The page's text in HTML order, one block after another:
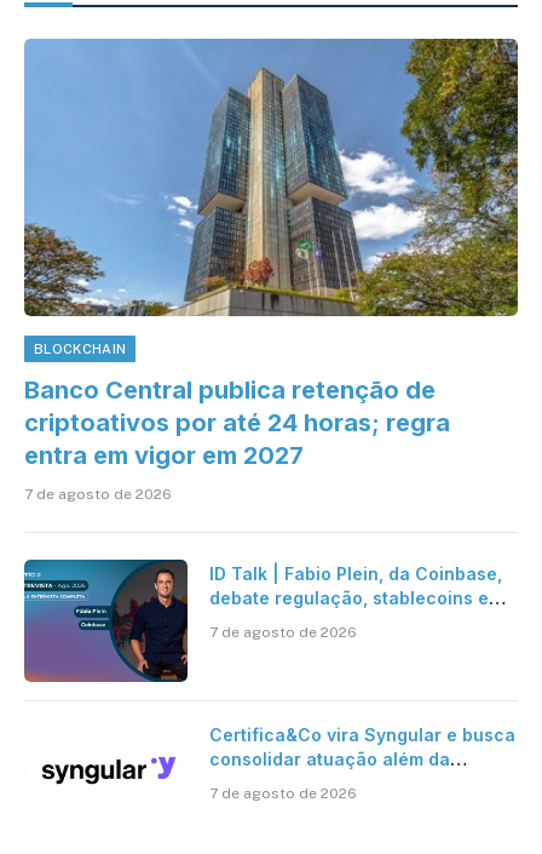
BLOCKCHAIN
Banco Central publica retenção de
criptoativos por até 24 horas; regra
entra em vigor em 2027
7 de agosto de 2026
ID Talk | Fabio Plein, da Coinbase,
debate regulação, stablecoins e
risco onchain
7 de agosto de 2026
Certifica&Co vira Syngular e busca
consolidar atuação além da
certificação digital
7 de agosto de 2026